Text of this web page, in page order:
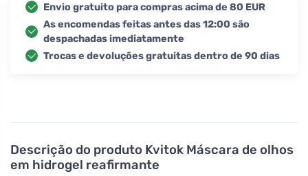
Descrição do produto Kvitok Máscara de olhos
em hidrogel reafirmante
Envio gratuito para compras acima de 80 EUR
As encomendas feitas antes das 12:00 são
despachadas imediatamente
Trocas e devoluções gratuitas dentro de 90 dias